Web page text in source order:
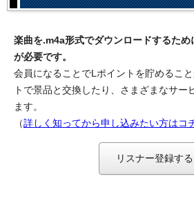
楽曲を.m4a形式でダウンロードするた
が必要です。
会員になることでLポイントを貯めるこ
トで景品と交換したり、さまざまなサー
ます。
（詳しく知ってから申し込みたい方はコ
リスナー登録する